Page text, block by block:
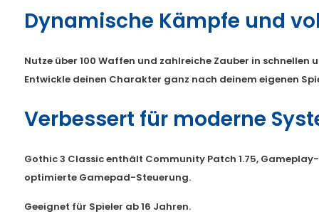
Dynamische Kämpfe und
Nutze über 100 Waffen und zahlreiche Zauber in schnellen
Entwickle deinen Charakter ganz nach deinem eigenen
Verbessert für moderne
Gothic 3 Classic enthält Community Patch 1.75,
optimierte Gamepad-Steuerung.
Geeignet für Spieler ab 16 Jahren.